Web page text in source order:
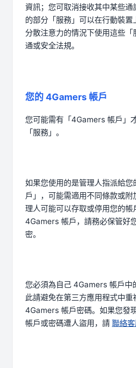
資訊；您可取消接收其中某些
的部分「服務」可以在行動裝
分散注意力的情況下使用這些
通或安全法規。
您的 4Gamers 帳戶
您可能需有「4Gamers 帳戶」
「服務」。
如果您使用的是管理人指派給
戶」，可能需適用不同條款或
理人可能可以存取或停用您的帳
4Gamers 帳戶，請務必保管好
密。
您必須為自己 4Gamers 帳戶中
此請避免在第三方應用程式中重
4Gamers 帳戶密碼。如果您發
帳戶或密碼遭人盜用，請 聯絡